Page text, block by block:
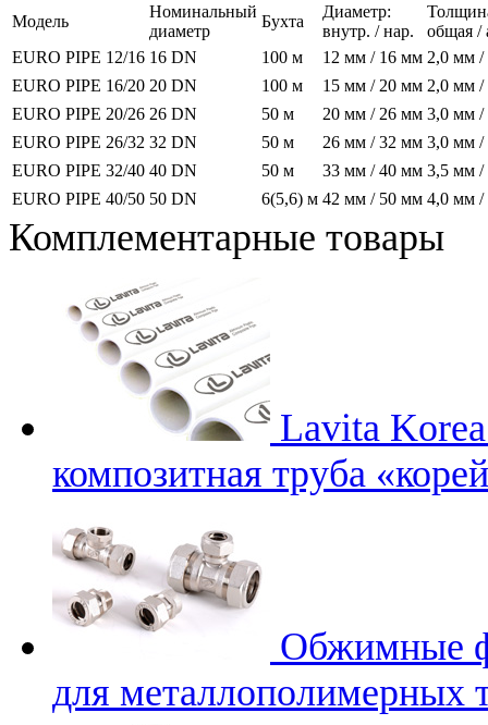
Модель
Номинальный
диаметр
Бухта
Диаметр:
внутр. / нар.
общая
EURO PIPE 12/16 16 DN 100 м 12 мм / 16 мм 2,0 мм
EURO PIPE 16/20 20 DN 100 м 15 мм / 20 мм 2,0 мм
EURO PIPE 20/26 26 DN 50 м 20 мм / 26 мм 3,0 мм /
EURO PIPE 26/32 32 DN 50 м 26 мм / 32 мм 3,0 мм /
EURO PIPE 32/40 40 DN 50 м 33 мм / 40 мм 3,5 мм /
EURO PIPE 40/50 50 DN 6(5,6) м 42 мм / 50 мм 4,0 мм /
Комплементарные товары
Lavita
композитная труба
Обжимные
для металлополимерных